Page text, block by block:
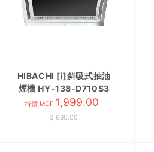
HIBACHI [i]斜吸式抽油
煙機 HY-138-D710S3
特價 MOP 1,999.00
3,680.00